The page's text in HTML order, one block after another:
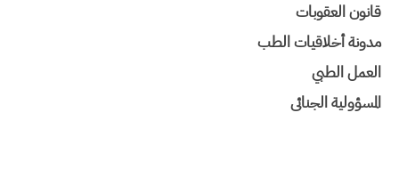
قانون العقوبات
مدونة أخلاقیات الطب
العمل الطبي
المسؤولیة الجنائی